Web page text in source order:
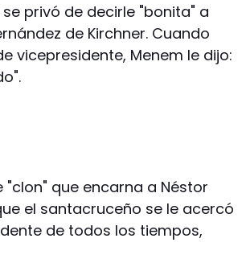
privó de decirle "bonita" a
de Kirchner. Cuando
vicepresidente, Menem le dijo:
que encarna a Néstor
el santacruceño se le acercó
de todos los tiempos,